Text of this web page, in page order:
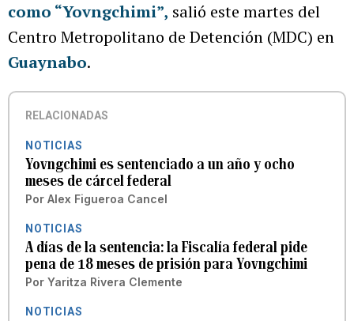
como “Yovngchimi”, salió este martes del
Centro Metropolitano de Detención (MDC) en
Guaynabo.
RELACIONADAS
NOTICIAS
Yovngchimi es sentenciado a un año y ocho
meses de cárcel federal
Por Alex Figueroa Cancel
NOTICIAS
A días de la sentencia: la Fiscalía federal pide
pena de 18 meses de prisión para Yovngchimi
Por Yaritza Rivera Clemente
NOTICIAS